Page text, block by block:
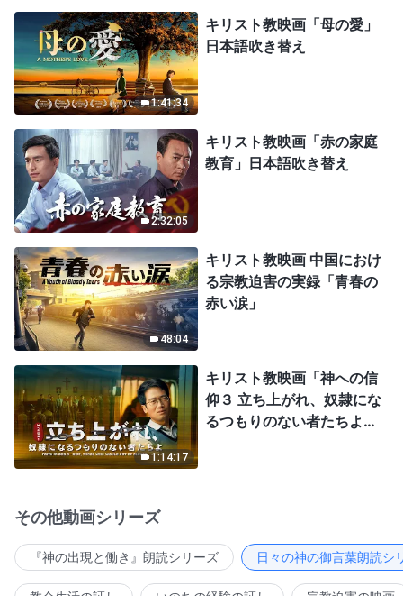
1:41:34
キリスト教映画「母の愛」
日本語吹き替え
2:32:05
キリスト教映画「赤の家庭
教育」日本語吹き替え
48:04
キリスト教映画 中国におけ
る宗教迫害の実録「青春の
赤い涙」
1:14:17
キリスト教映画「神への信
仰３ 立ち上がれ、奴隷にな
るつもりのない者たちよ」
その他動画シリーズ
『神の出現と働き』朗読シリーズ 日々の神の御言葉朗読シ